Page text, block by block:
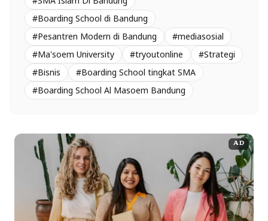
#Boarding School di Bandung
#Pesantren Modern di Bandung
#mediasosial
#Ma'soem University
#tryoutonline
#Strategi
#Bisnis
#Boarding School tingkat SMA
#Boarding School Al Masoem Bandung
AD